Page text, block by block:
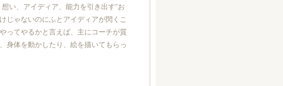
い、アイディア、能力を引き出す”お
じゃないのにふとアイディアが閃くこ
ってやるかと言えば、主にコーチが質
身体を動かしたり、絵を描いてもらっ